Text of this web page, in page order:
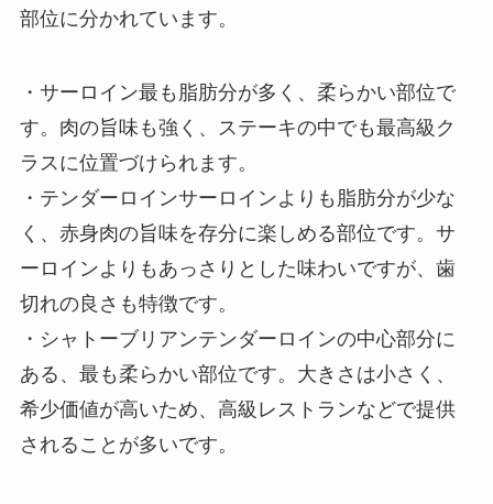
部位に分かれています。
・サーロイン最も脂肪分が多く、柔らかい部位で
す。肉の旨味も強く、ステーキの中でも最高級ク
ラスに位置づけられます。
・テンダーロインサーロインよりも脂肪分が少な
く、赤身肉の旨味を存分に楽しめる部位です。サ
ーロインよりもあっさりとした味わいですが、歯
切れの良さも特徴です。
・シャトーブリアンテンダーロインの中心部分に
ある、最も柔らかい部位です。大きさは小さく、
希少価値が高いため、高級レストランなどで提供
されることが多いです。